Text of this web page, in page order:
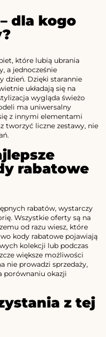
dla kogo
które lubią ubrania
a jednocześnie
dzień. Dzięki starannie
układają się na
wygląda świeżo
ma uniwersalny
z innymi elementami
tworzyć liczne zestawy, nie
rabatowe
rabatów, wystarczy
Wszystkie oferty są na
od razu wiesz, które
kody rabatowe pojawiają
kolekcji lub podczas
większe możliwości
nie prowadzi sprzedaży,
porównaniu okazji
z tej